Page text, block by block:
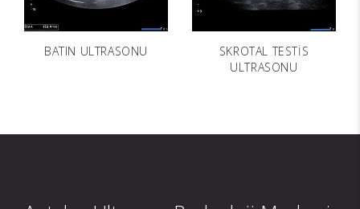
BATIN ULTRASONU
SKROTAL TESTİS
ULTRASONU